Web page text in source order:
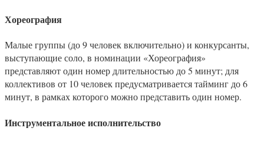
Хореография
Малые группы (до 9 человек включительно) и конкурсанты,
выступающие соло, в номинации «Хореография»
представляют один номер длительностью до 5 минут; для
коллективов от 10 человек предусматривается тайминг до 6
минут, в рамках которого можно представить один номер.
Инструментальное исполнительство